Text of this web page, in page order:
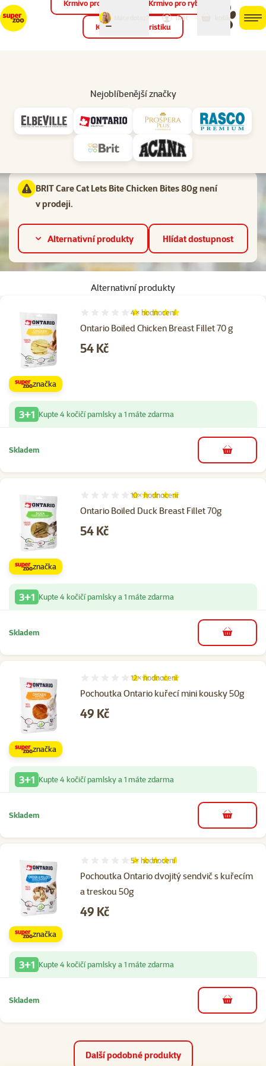
můj
účet
Krmivo pro ptáky Krmivo pro ryby
Krmivo pro teraristiku
Nejoblíbenější značky
BRIT Care Cat Lets Bite Chicken Bites 80g
Hodnocení 0%
⭐⭐⭐⭐ Superpremium,Stáří kočky:
BRIT Care Cat Lets Bite Chicken Bites 80g není
v prodeji.
Alternativní produkty Hlídat dostupnost
Alternativní produkty
Ontario Boiled Chicken Breast Fillet 70 g
Hodnocení 100%, počet hodnocení: 4
4× hodnocení
Cena
54 Kč
značka
3+1 Kupte 4 kočičí pamlsky a 1 máte zdarma
Skladem do košíku
Ontario Boiled Duck Breast Fillet 70g
Hodnocení 100%, počet hodnocení: 10
10×hodnocení
Cena
54 Kč
značka
3+1 Kupte 4 kočičí pamlsky a 1 máte zdarma
Skladem do košíku
Pochoutka Ontario kuřecí mini kousky 50g
Hodnocení 100%, počet hodnocení: 12
12×hodnocení
Cena
49 Kč
značka
3+1 Kupte 4 kočičí pamlsky a 1 máte zdarma
Skladem do košíku
Pochoutka Ontario dvojitý sendvič s kuřecím
a treskou 50g
Hodnocení 92%, počet hodnocení: 5
5× hodnocení
Cena
49 Kč
značka
3+1 Kupte 4 kočičí pamlsky a 1 máte zdarma
Skladem do košíku
Další podobné produkty